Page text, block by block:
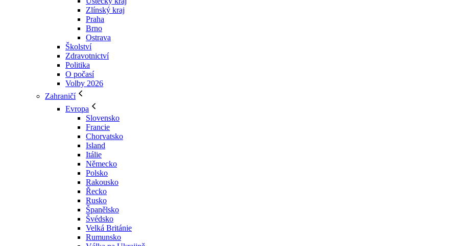
Zlínský kraj
Praha
Brno
Ostrava
Školství
Zdravotnictví
Politika
O počasí
Volby 2026
Zahraničí
Evropa
Slovensko
Francie
Chorvatsko
Island
Itálie
Německo
Polsko
Rakousko
Řecko
Rusko
Španělsko
Švédsko
Velká Británie
Rumunsko